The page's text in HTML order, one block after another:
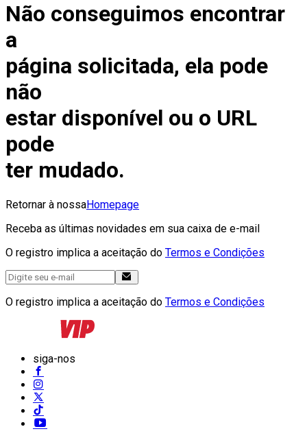
Não conseguimos encontrar
a
página solicitada, ela pode
não
estar disponível ou o URL
pode
ter mudado.
Retornar à nossaHomepage
Receba as últimas novidades em sua caixa de e-mail
O registro implica a aceitação do Termos e Condições
O registro implica a aceitação do Termos e Condições
siga-nos